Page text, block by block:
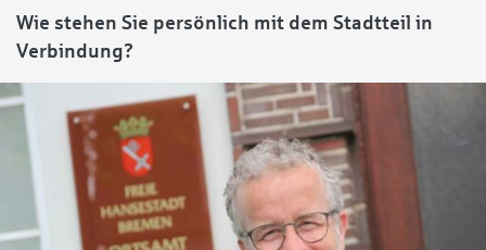
Wie stehen Sie persönlich mit dem Stadtteil in
Verbindung?